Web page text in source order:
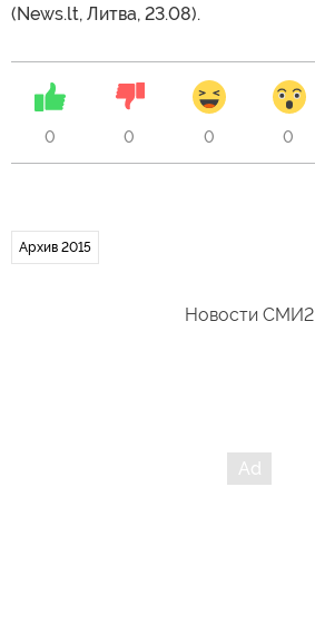
(News.lt, Литва, 23.08).
0 0 0 0
Архив 2015
Новости СМИ2